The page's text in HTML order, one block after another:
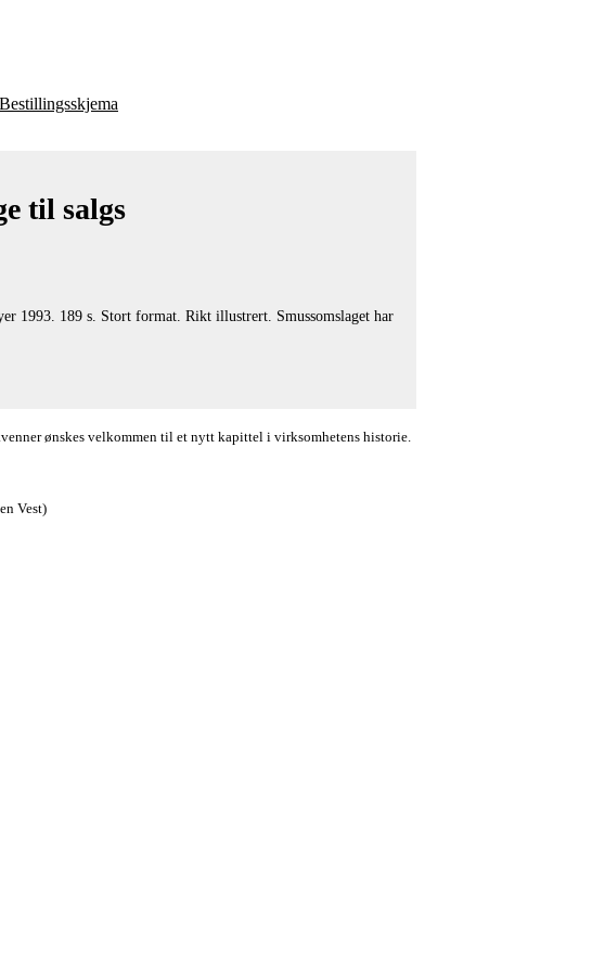
Bestillingsskjema
til salgs
1993. 189 s. Stort format. Rikt illustrert. Smussomslaget har
ønskes velkommen til et nytt kapittel i virksomhetens historie.
Vest)